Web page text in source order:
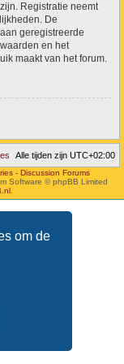
om de
Registratie neemt
De
geregistreerde
en het
maakt van het forum.
Alle tijden zijn UTC+02:00
- Discussion Forums
Software © phpBB Limited
.